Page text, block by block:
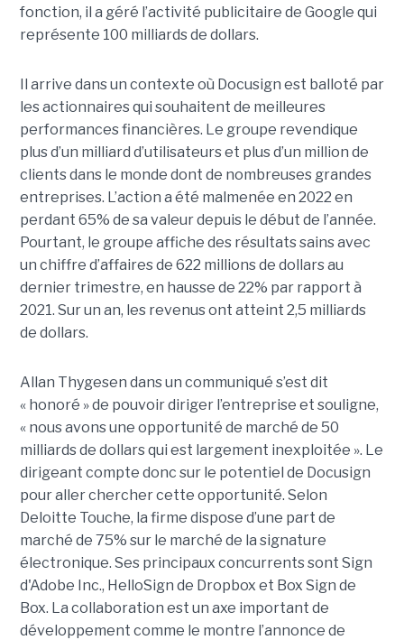
fonction, il a géré l’activité publicitaire de Google qui
représente 100 milliards de dollars.
Il arrive dans un contexte où Docusign est balloté par
les actionnaires qui souhaitent de meilleures
performances financières. Le groupe revendique
plus d’un milliard d’utilisateurs et plus d’un million de
clients dans le monde dont de nombreuses grandes
entreprises. L’action a été malmenée en 2022 en
perdant 65% de sa valeur depuis le début de l’année.
Pourtant, le groupe affiche des résultats sains avec
un chiffre d’affaires de 622 millions de dollars au
dernier trimestre, en hausse de 22% par rapport à
2021. Sur un an, les revenus ont atteint 2,5 milliards
de dollars.
Allan Thygesen dans un communiqué s’est dit
« honoré » de pouvoir diriger l’entreprise et souligne,
« nous avons une opportunité de marché de 50
milliards de dollars qui est largement inexploitée ». Le
dirigeant compte donc sur le potentiel de Docusign
pour aller chercher cette opportunité. Selon
Deloitte Touche, la firme dispose d’une part de
marché de 75% sur le marché de la signature
électronique. Ses principaux concurrents sont Sign
d'Adobe Inc., HelloSign de Dropbox et Box Sign de
Box. La collaboration est un axe important de
développement comme le montre l’annonce de